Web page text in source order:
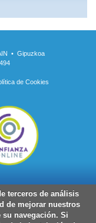
• Gipuzkoa
de Cookies
terceros de análisis
de mejorar nuestros
navegación. Si